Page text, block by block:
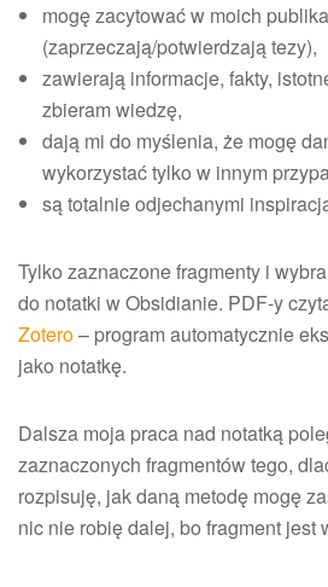
mogę zacytować w moich
(zaprzeczają/potwierdzają tezy),
zawierają informacje, fakty,
zbieram wiedzę,
dają mi do myślenia, że mogę
wykorzystać tylko w innym
są totalnie odjechanymi
Tylko zaznaczone fragmenty i
do notatki w Obsidianie. PDF-y
Zotero– program automatycznie
jako notatkę.
Dalsza moja praca nad notatką
zaznaczonych fragmentów tego,
rozpisuję, jak daną metodę mogę
nic nie robię dalej, bo fragment jest